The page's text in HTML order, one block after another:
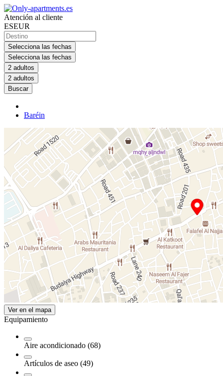
Atención al cliente
ESEUR
Selecciona las fechas
Selecciona las fechas
2 adultos
2 adultos
Buscar
Baréin
Ver en el mapa
Equipamiento
Aire acondicionado (68)
Artículos de aseo (49)